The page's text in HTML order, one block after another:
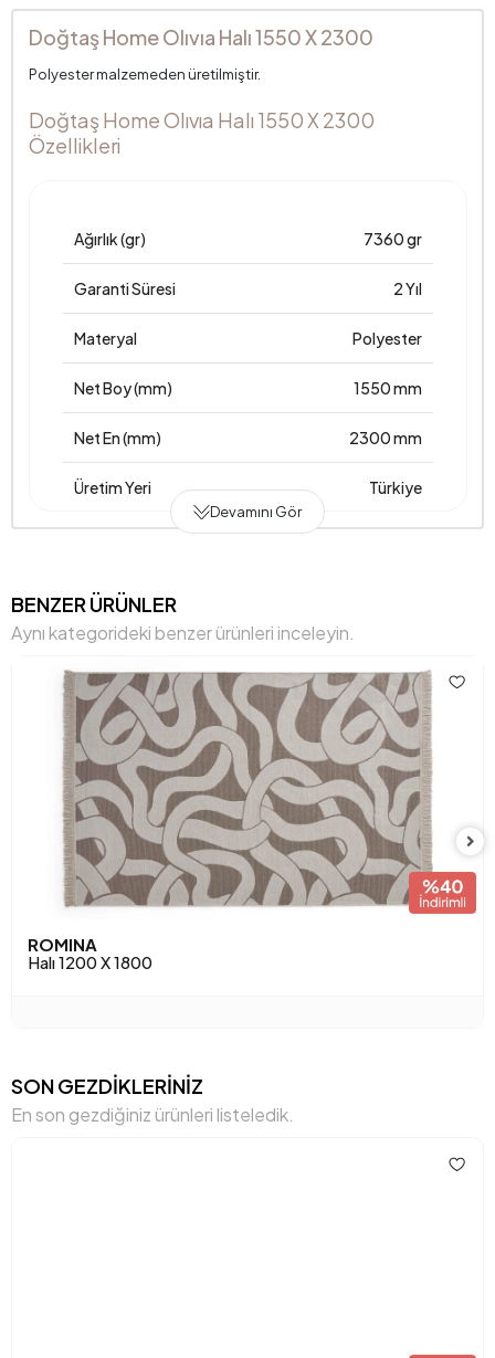
Doğtaş Home Olıvıa Halı 1550 X 2300
Polyester malzemeden üretilmiştir.
Doğtaş Home Olıvıa Halı 1550 X 2300
Özellikleri
Ağırlık (gr) 7360 gr
Garanti Süresi 2 Yıl
Materyal Polyester
Net Boy (mm) 1550 mm
Net En (mm) 2300 mm
Üretim Yeri Türkiye
Devamını Gör
BENZER ÜRÜNLER
Aynı kategorideki benzer ürünleri inceleyin.
ROMINA
Halı 1200 X 1800
SON GEZDİKLERİNİZ
En son gezdiğiniz ürünleri listeledik.